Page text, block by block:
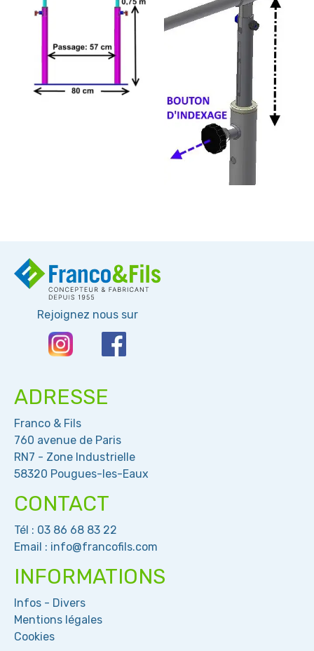
Rejoignez nous sur
ADRESSE
Franco & Fils
760 avenue de Paris
RN7 - Zone Industrielle
58320 Pougues-les-Eaux
CONTACT
Tél : 03 86 68 83 22
Email : info@francofils.com
INFORMATIONS
Infos - Divers
Mentions légales
Cookies